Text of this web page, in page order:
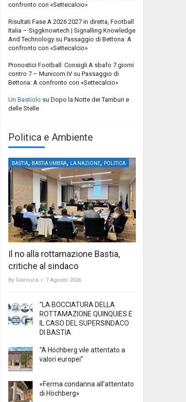
confronto con «Settecalcio»
Risultati Fase A 2026 2027 in diretta, Football
Italia – Siggknowtech | Signalling Knowledge
And Technology su Passaggio di Bettona: A
confronto con «Settecalcio»
Pronostici Football: Consigli A sbafo 7 giorni
contro 7 – Municorn IV su Passaggio di
Bettona: A confronto con «Settecalcio»
Un Bastiolo su Dopo la Notte dei Tamburi e
delle Stelle
Politica e Ambiente
BASTIA, BASTIA UMBRA, LA NAZIONE, POLITICA
Il no alla rottamazione Bastia,
critiche al sindaco
By Gianluca / 7 Agosto 2026
“LA BOCCIATURA DELLA
ROTTAMAZIONE QUINQUIES E
IL CASO DEL SUPERSINDACO
DI BASTIA
“A Höchberg vile attentato a
valori europei”
«Ferma condanna all’attentato
di Höchberg»